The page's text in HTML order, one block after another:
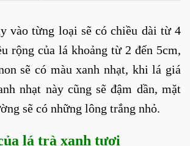
vào từng loại sẽ có chiều dài từ 4
rộng của lá khoảng từ 2 đến 5cm,
sẽ có màu xanh nhạt, khi lá giá
nhạt này cũng sẽ đậm dần, mặt
sẽ có những lông trắng nhỏ.
lá trà xanh tươi